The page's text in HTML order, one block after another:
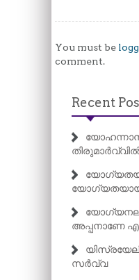
You must be
comment.
Recent
അപ്പനാണേ
സർവ്വ